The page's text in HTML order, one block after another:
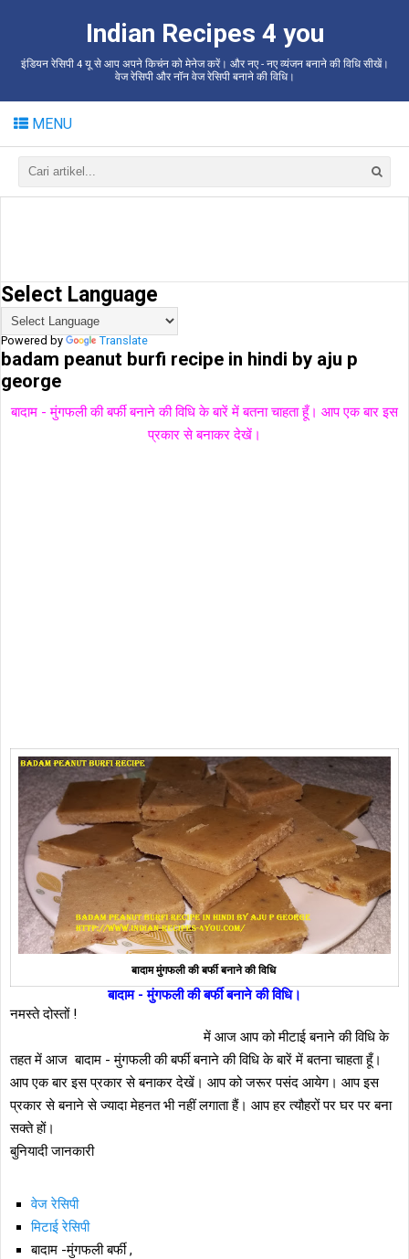
Indian Recipes 4 you
इंडियन रेसिपी 4 यू से आप अपने किचंन को मेनेज करें। और नए - नए व्यंजन बनाने की विधि सीखें।
वेज रेसिपी और नॉन वेज रेसिपी बनाने की विधि।
MENU
Select Language
Powered by Translate
badam peanut burfi recipe in hindi by aju p
george
बादाम - मुंगफली की बर्फी बनाने की विधि के बारें में बतना चाहता हूँ। आप एक बार इस
प्रकार से बनाकर देखें।
बादाम मुंगफली की बर्फी बनाने की वि‍धि
बादाम - मुंगफली की बर्फी बनाने की विधि।
नमस्ते दोस्तों !
में आज आप को मीटाई बनाने की विधि के
तहत में आज बादाम - मुंगफली की बर्फी बनाने की विधि के बारें में बतना चाहता हूँ।
आप एक बार इस प्रकार से बनाकर देखें। आप को जरूर पसंद आयेग। आप इस
प्रकार से बनाने से ज्यादा मेहनत भी नहीं लगाता हैं। आप हर त्यौहरों पर घर पर बना
सक्ते हों।
बुनियादी जानकारी
वेज रेसिपी
मिटाई रेसिपी
बादाम -मुंगफली बर्फी ,